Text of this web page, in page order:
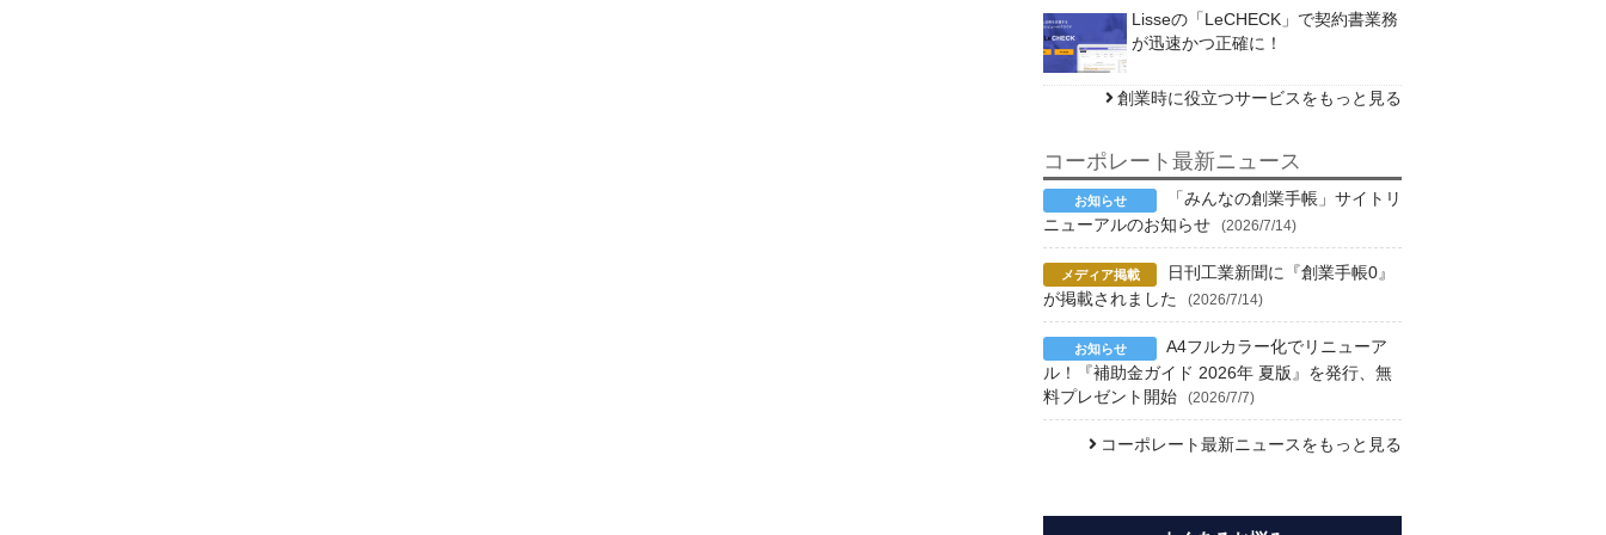
Lisseの「LeCHECK」で契約書業務
が迅速かつ正確に！
創業時に役立つサービスをもっと見る
コーポレート最新ニュース
「みんなの創業手帳」サイトリ
ニューアルのお知らせ
(2026/7/14)
日刊工業新聞に『創業手帳0』
が掲載されました
(2026/7/14)
A4フルカラー化でリニューア
ル！『補助金ガイド 2026年 夏版』を発行、無
料プレゼント開始
(2026/7/7)
コーポレート最新ニュースをもっと見る